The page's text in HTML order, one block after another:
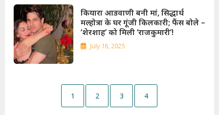
कियारा आडवाणी बनी मां, सिद्धार्थ
मल्होत्रा के घर गूंजी किलकारी; फैंस बोले –
‘शेरशाह’ को मिली ‘राजकुमारी’!
July 16, 2025
1 2 3 4